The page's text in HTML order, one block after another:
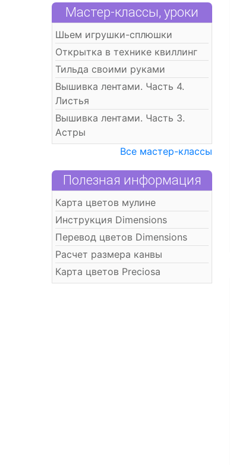
Мастер-классы, уроки
Шьем игрушки-сплюшки
Открытка в технике квиллинг
Тильда своими руками
Вышивка лентами. Часть 4.
Листья
Вышивка лентами. Часть 3.
Астры
Все мастер-классы
Полезная информация
Карта цветов мулине
Инструкция Dimensions
Перевод цветов Dimensions
Расчет размера канвы
Карта цветов Preciosa